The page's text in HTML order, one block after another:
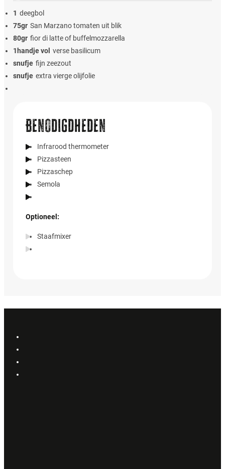
1 deegbol
75gr San Marzano tomaten uit blik
80gr fior di latte of buffelmozzarella
1 handje vol verse basilicum
snufje fijn zeezout
snufje extra vierge olijfolie
Benodigdheden
Infrarood thermometer
Pizzasteen
Pizzaschep
Semola
Optioneel:
Staafmixer